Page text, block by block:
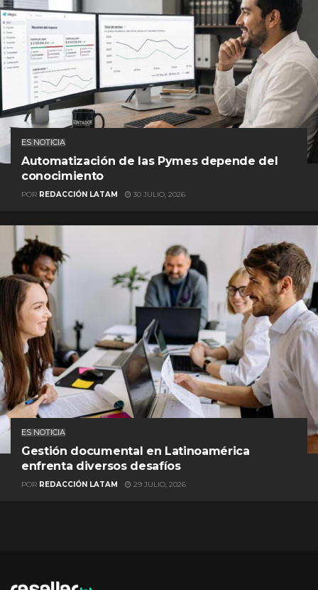
ES NOTICIA
Automatización de las Pymes depende del
conocimiento
POR REDACCIÓN LATAM 30 JULIO, 2026
ES NOTICIA
Gestión documental en Latinoamérica
enfrenta diversos desafíos
POR REDACCIÓN LATAM 29 JULIO, 2026